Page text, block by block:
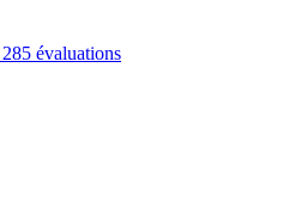
évaluations